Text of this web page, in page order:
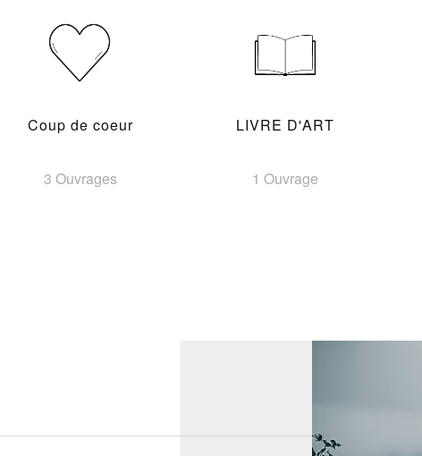
Coup de coeur
3 Ouvrages
LIVRE D'ART
1 Ouvrage